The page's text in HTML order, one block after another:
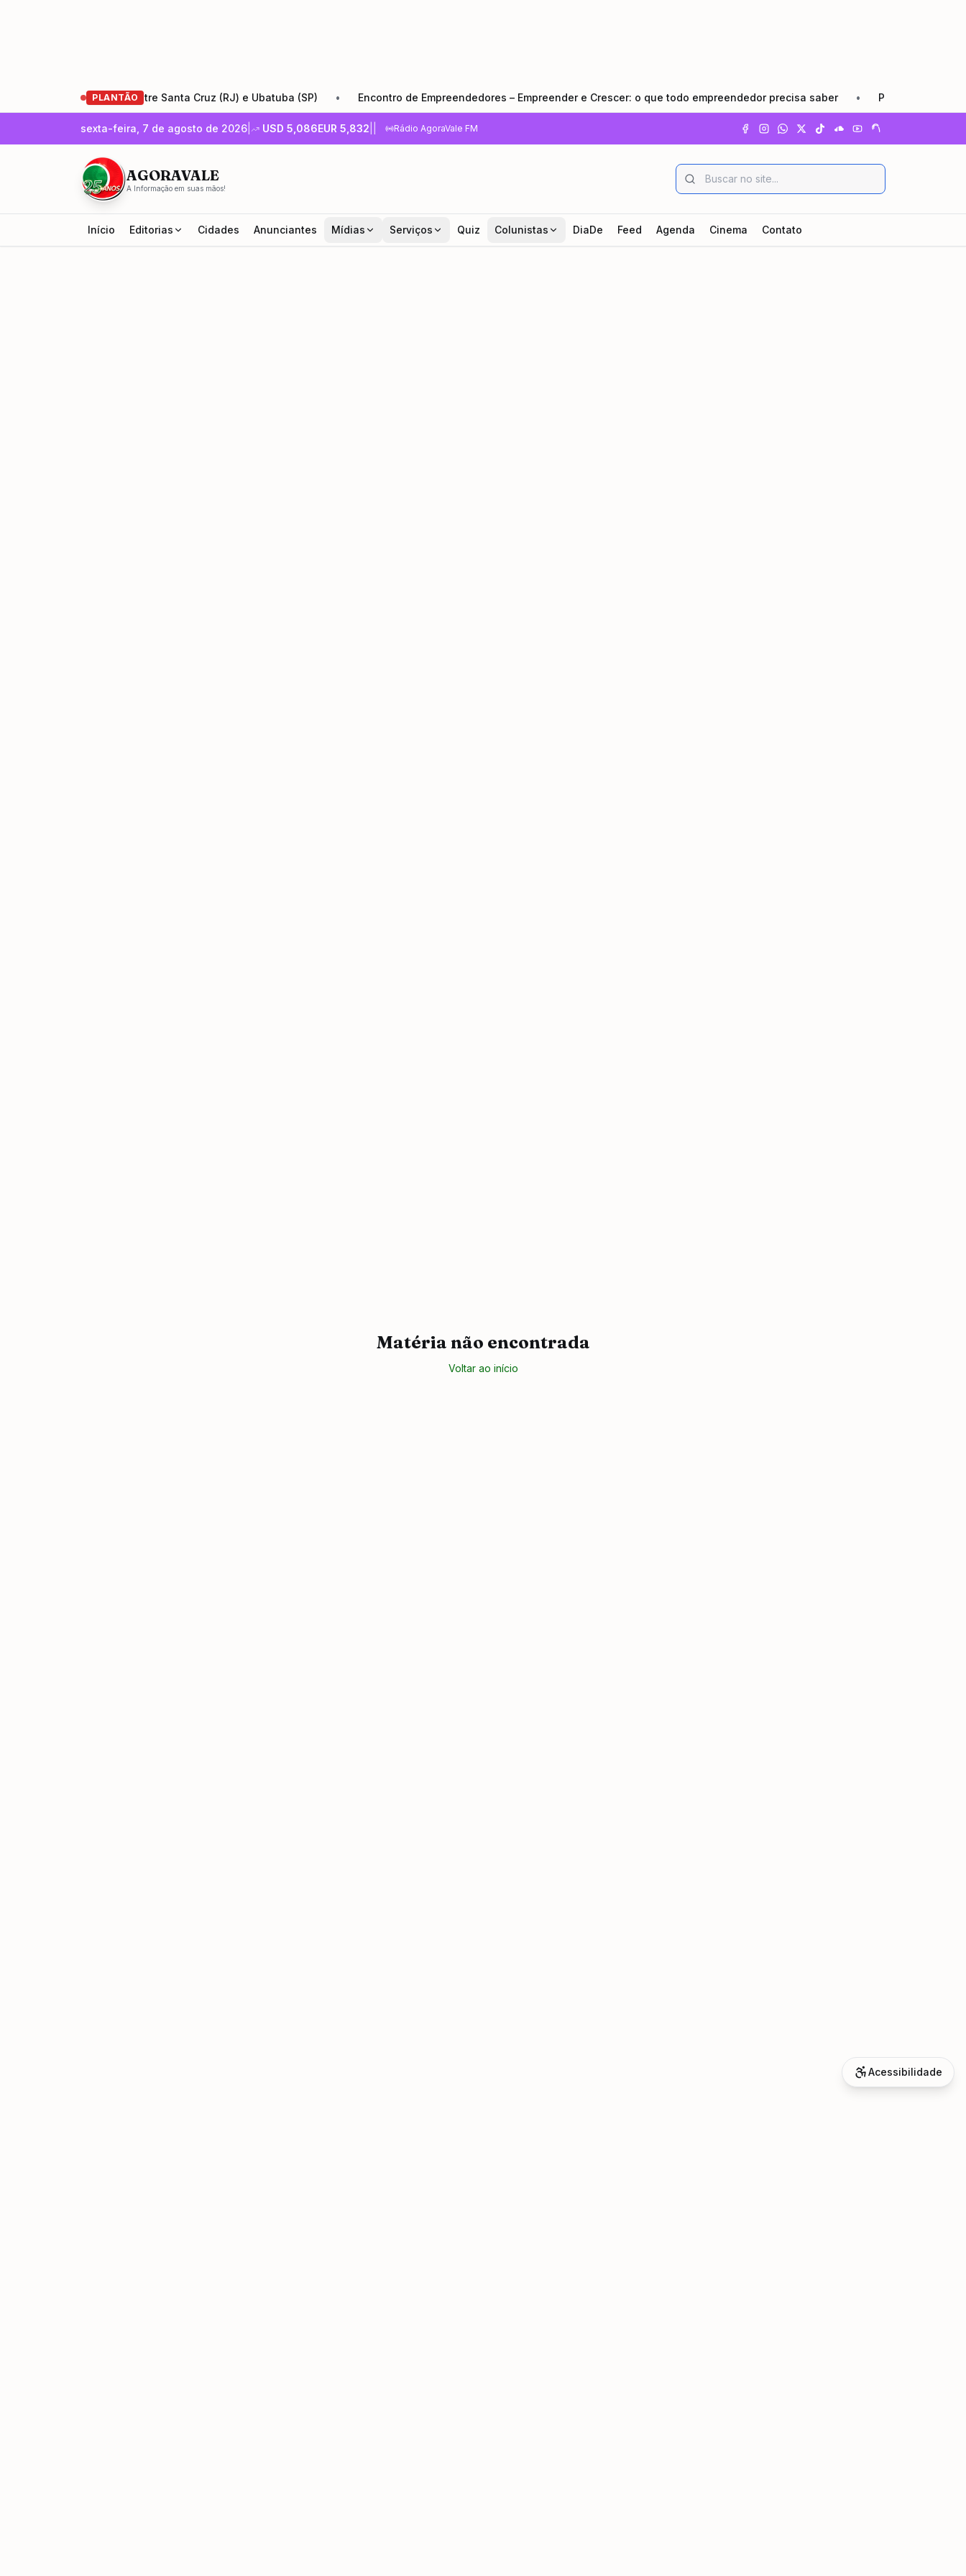
PLANTÃO
Rio-Santos entre Santa Cruz (RJ) e Ubatuba (SP) • Encontro de Empreendedores – Empreender e Crescer: o que todo empreendedor precisa saber • Pindamonhangaba lança
sexta-feira, 7 de agosto de 2026 USD 5,086EUR 5,832 Rádio AgoraVale FM
AGORAVALE
A Informação em suas mãos!
Início Editorias Cidades Anunciantes Mídias Serviços Quiz Colunistas DiaDe Feed Agenda Cinema Contato
Matéria não encontrada
Voltar ao início
Acessibilidade